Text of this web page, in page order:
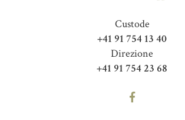
Custode
+41 91 754 13 40
Direzione
+41 91 754 23 68